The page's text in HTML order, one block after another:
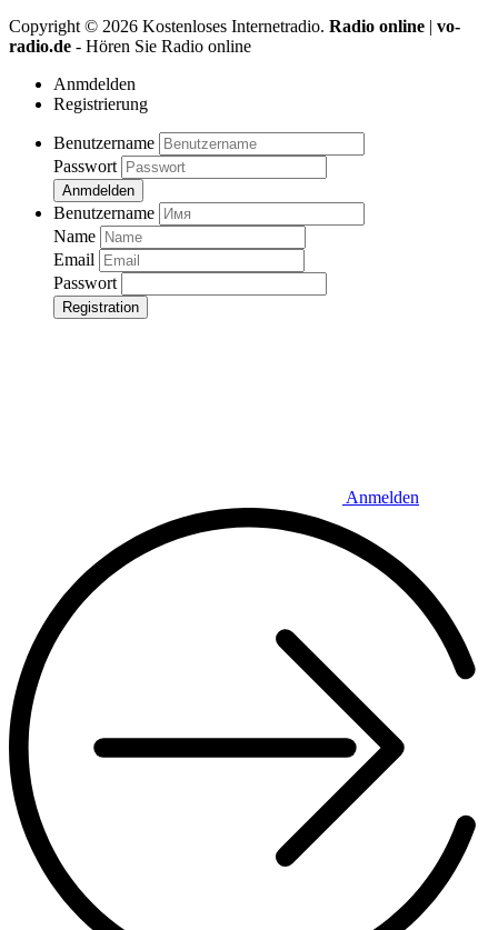
Copyright © 2026 Kostenloses Internetradio. Radio online | vo-
radio.de - Hören Sie Radio online
Anmdelden
Registrierung
Benutzername
Passwort
Anmdelden
Benutzername
Name
Email
Passwort
Registration
Anmelden